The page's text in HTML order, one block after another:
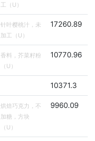
工（U）
针叶樱桃汁，未
加工（U）
17260.89
香料，芥菜籽粉
（U）
10770.96
10371.3
烘焙巧克力，不
加糖，方块
（U）
9960.09